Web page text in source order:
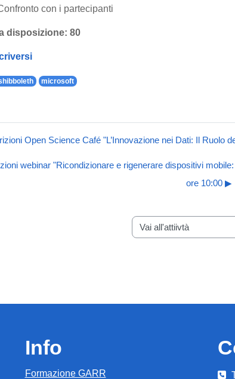
con i partecipanti
disposizione: 80
microsoft
Open Science Café "L’Innovazione nei Dati: Il Ruolo
webinar "Ricondizionare e rigenerare dispositivi
ore 10:00 ▶︎
Vai all'attiivtà
Info
Formazione GARR